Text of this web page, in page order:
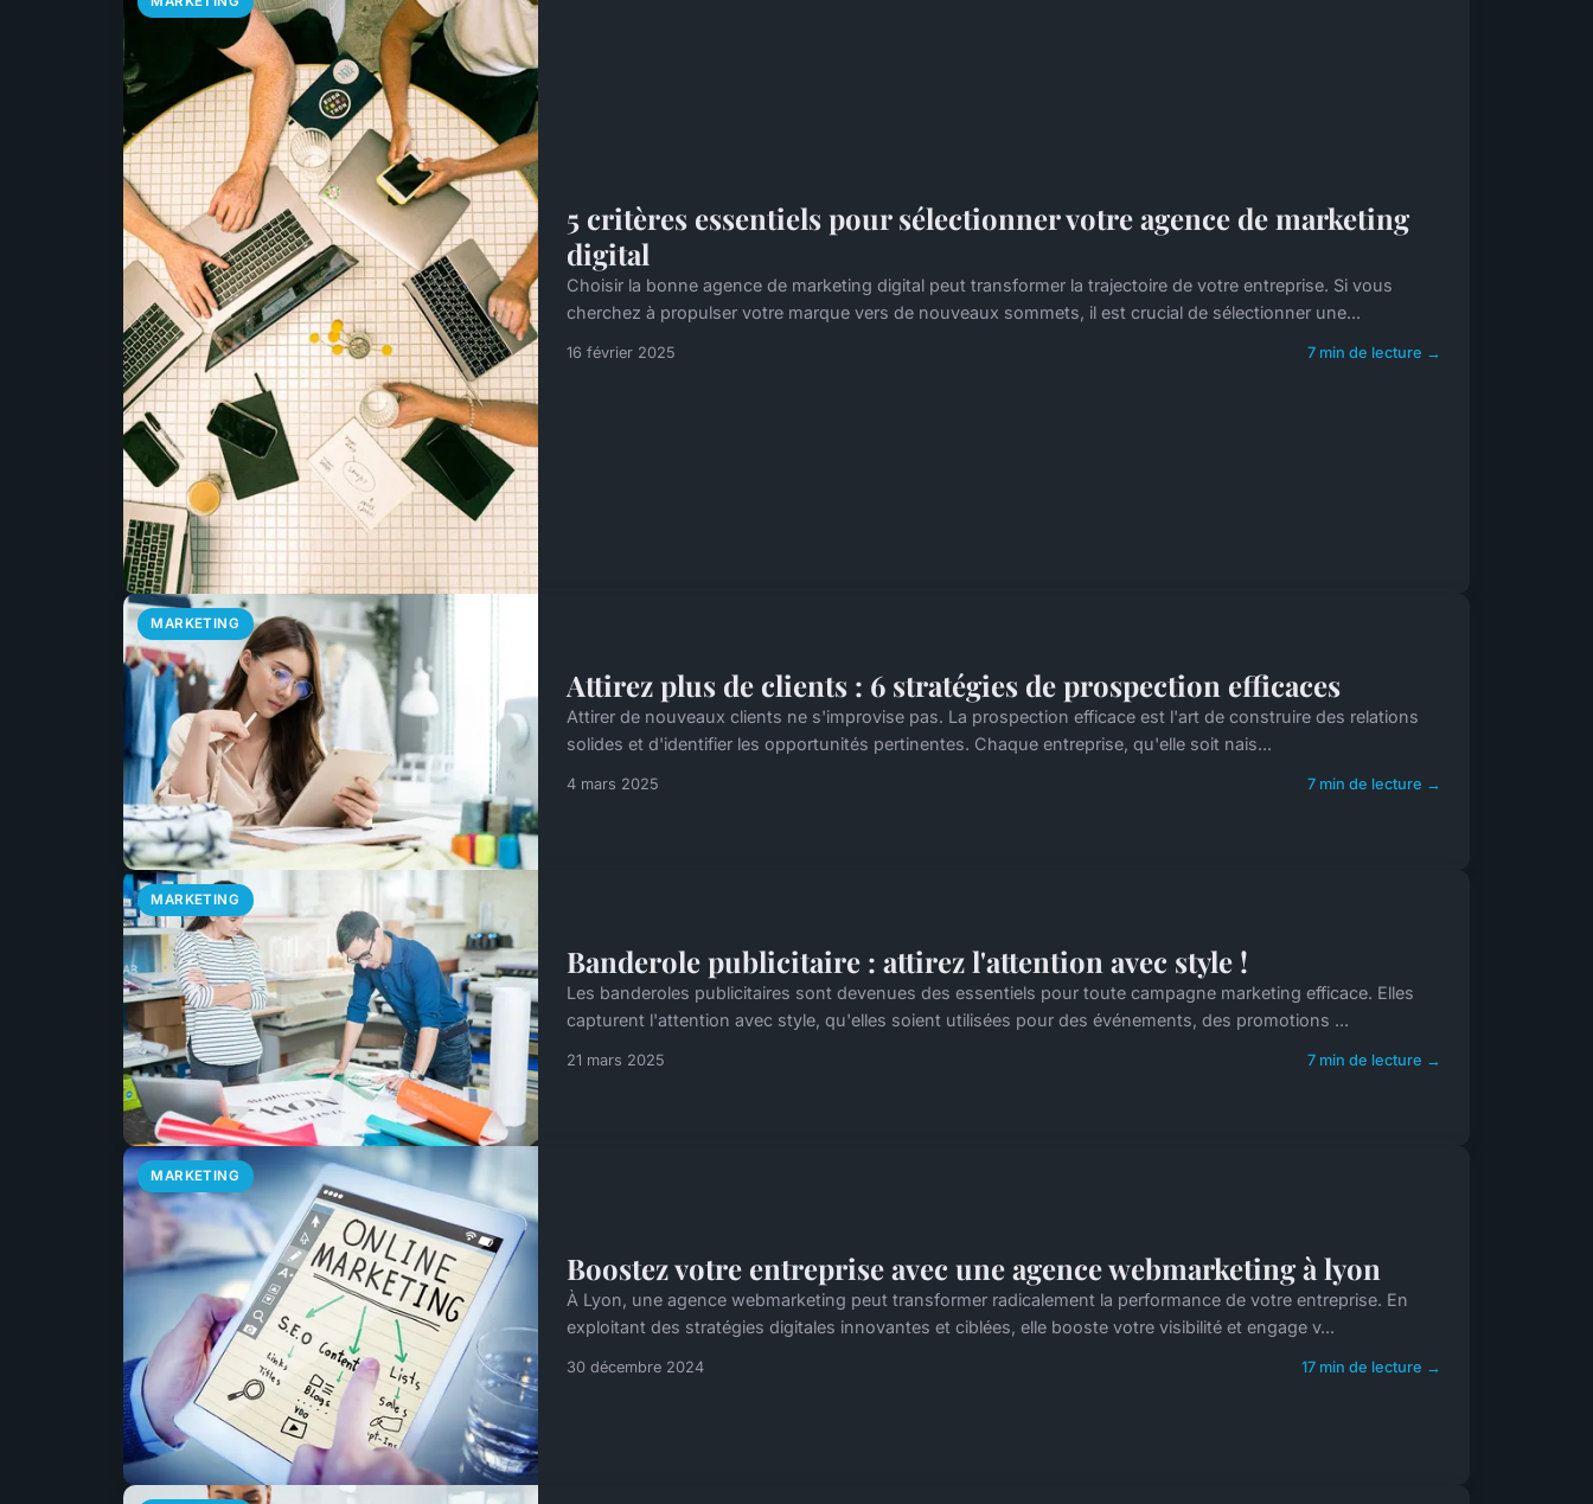
5 critères essentiels pour sélectionner votre agence de marketing
digital
Choisir la bonne agence de marketing digital peut transformer la trajectoire de votre entreprise. Si vous
cherchez à propulser votre marque vers de nouveaux sommets, il est crucial de sélectionner une...
16 février 2025 7 min de lecture →
MARKETING
Attirez plus de clients : 6 stratégies de prospection efficaces
Attirer de nouveaux clients ne s'improvise pas. La prospection efficace est l'art de construire des relations
solides et d'identifier les opportunités pertinentes. Chaque entreprise, qu'elle soit nais...
4 mars 2025 7 min de lecture →
MARKETING
Banderole publicitaire : attirez l'attention avec style !
Les banderoles publicitaires sont devenues des essentiels pour toute campagne marketing efficace. Elles
capturent l'attention avec style, qu'elles soient utilisées pour des événements, des promotions ...
21 mars 2025 7 min de lecture →
MARKETING
Boostez votre entreprise avec une agence webmarketing à lyon
À Lyon, une agence webmarketing peut transformer radicalement la performance de votre entreprise. En
exploitant des stratégies digitales innovantes et ciblées, elle booste votre visibilité et engage v...
30 décembre 2024 17 min de lecture →